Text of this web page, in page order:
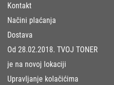
Kontakt
Načini plaćanja
Dostava
Od 28.02.2018. TVOJ TONER
je na novoj lokaciji
Upravljanje kolačićima